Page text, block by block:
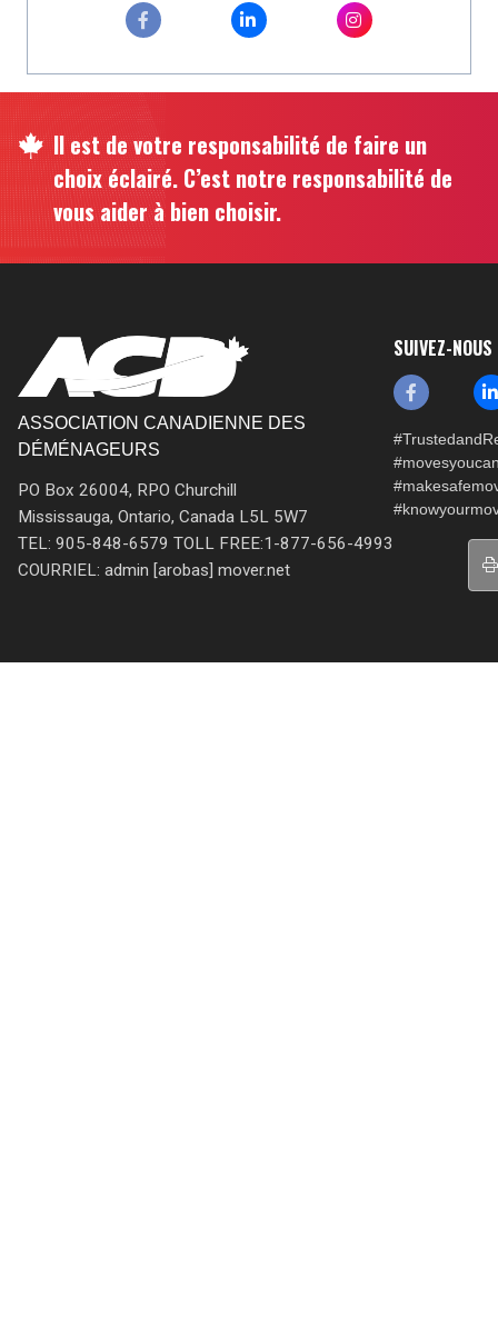
Il est de votre responsabilité de faire un
choix éclairé. C’est notre responsabilité de
vous aider à bien choisir.
ASSOCIATION CANADIENNE DES
DÉMÉNAGEURS
PO Box 26004, RPO Churchill
Mississauga, Ontario, Canada L5L 5W7
TEL: 905-848-6579 TOLL FREE:1-877-656-4993
COURRIEL: admin [arobas] mover.net
SUIVEZ-